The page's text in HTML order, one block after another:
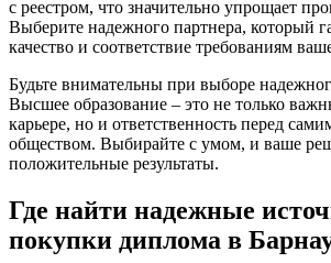
с реестром, что значительно упрощает
Выберите надежного партнера, который
качество и соответствие требованиям
Будьте внимательны при выборе
Высшее образование – это не только
карьере, но и ответственность перед
обществом. Выбирайте с умом, и ваше
положительные результаты.
Где найти надежные
покупки диплома в